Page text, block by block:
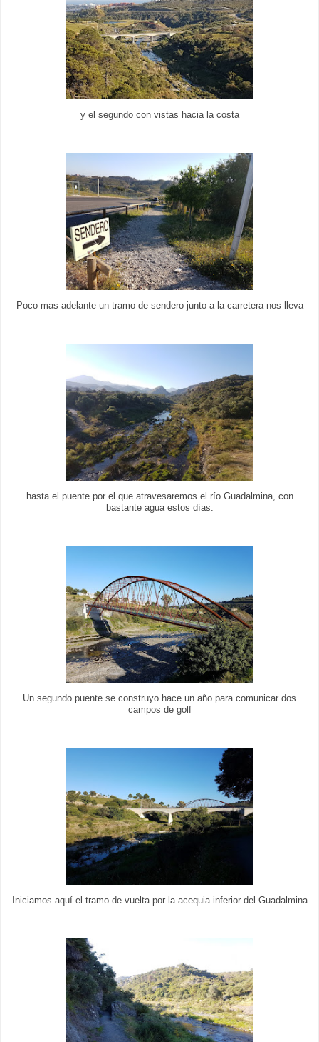
y el segundo con vistas hacia la costa
Poco mas adelante un tramo de sendero junto a la carretera nos lleva
hasta el puente por el que atravesaremos el río Guadalmina, con
bastante agua estos días.
Un segundo puente se construyo hace un año para comunicar dos
campos de golf
Iniciamos aquí el tramo de vuelta por la acequia inferior del Guadalmina